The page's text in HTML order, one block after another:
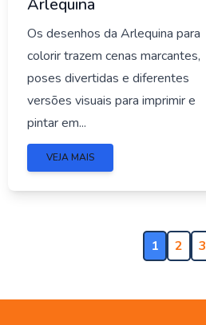
Arlequina
Os desenhos da Arlequina para
colorir trazem cenas marcantes,
poses divertidas e diferentes
versões visuais para imprimir e
pintar em...
VEJA MAIS
1 2 3